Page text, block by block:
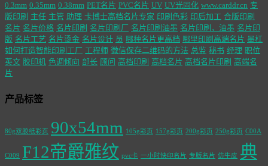
0.3mm 0.35mm 0.38mm PET名片 PVC名片 UV UV光固化 www.carddr.cn 专
版印刷 主任 主管 助理 卡博士高档名片专家 印刷色彩 印后加工 合版印刷
名片 名片价格 名片印刷 名片印刷厂 名片印刷油墨 名片印刷，油墨 名片印
版 名片工艺 名片烫金 名片设计 员 哪种名片更高档 哪里印刷高端名片 墨杠
如何打造智能印刷工厂 工程师 微信保存二维码的方法 总监 秘书 经理 职位
英文 胶印机 色调倾向 部长 顾问 高档印刷 高档名片 高档名片印刷 高端名
片
产品标签
80g双胶纸彩页 90x54mm 105g彩页 157g彩页 200g彩页 250g彩页 C00A
C009 F12帝爵雅纹 pvc卡 一小时快印名片 专版名片 仿牛皮 典